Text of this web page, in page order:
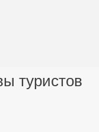
туристов